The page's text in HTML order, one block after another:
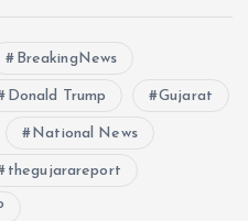
BreakingNews
Donald Trump Gujarat
National News
thegujarareport